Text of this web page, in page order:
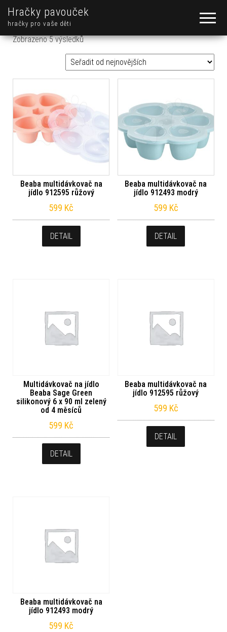
Hračky pavouček
hračky pro vaše děti
Zobrazeno 5 výsledkůSeřazeno od nejnovějších
Beaba multidávkovač na
jídlo 912595 růžový
599 Kč
DETAIL
Beaba multidávkovač na
jídlo 912493 modrý
599 Kč
DETAIL
Multidávkovač na jídlo
Beaba Sage Green
silikonový 6 x 90 ml zelený
od 4 měsíců
599 Kč
DETAIL
Beaba multidávkovač na
jídlo 912595 růžový
599 Kč
DETAIL
Beaba multidávkovač na
jídlo 912493 modrý
599 Kč